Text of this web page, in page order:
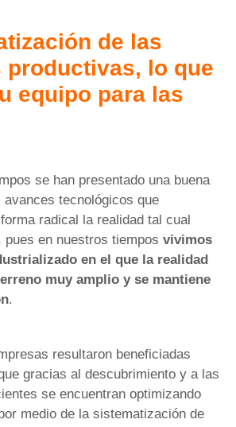
de las
productivas, lo que
equipo para las
se han presentado una buena
tecnológicos que
radical la realidad tal cual
en nuestros tiempos vivimos
en el que la realidad
muy amplio y se mantiene
.
resultaron beneficiadas
gracias al descubrimiento y a las
se encuentran optimizando
medio de la sistematización de